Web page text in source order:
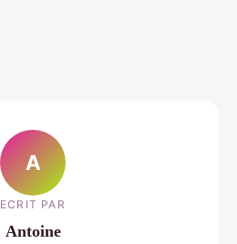
A
ECRIT PAR
Antoine